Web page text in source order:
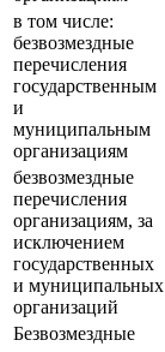
в том числе:
безвозмездные
перечисления
государственным
и
муниципальным
организациям
безвозмездные
перечисления
организациям, за
исключением
государственных
и муниципальных
организаций
Безвозмездные